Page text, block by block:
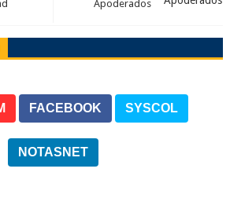
Apoderados
FACEBOOK SYSCOL
NOTASNET